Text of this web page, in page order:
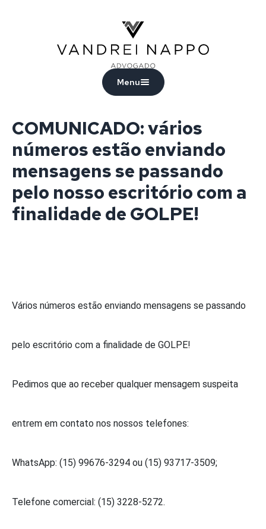
Menu
COMUNICADO: vários
números estão enviando
mensagens se passando
pelo nosso escritório com a
finalidade de GOLPE!
Vários números estão enviando mensagens se passando
pelo escritório com a finalidade de GOLPE!
Pedimos que ao receber qualquer mensagem suspeita
entrem em contato nos nossos telefones:
WhatsApp: (15) 99676-3294 ou (15) 93717-3509;
Telefone comercial: (15) 3228-5272.